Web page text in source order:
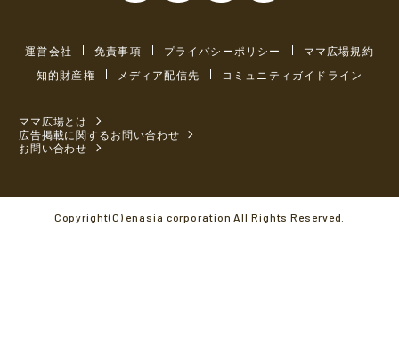
運営会社 免責事項 プライバシーポリシー
ママ広場規約
知的財産権
メディア配信先 コミュニティガイドライン
ママ広場とは
広告掲載に関するお問い合わせ
お問い合わせ
Copyright(C) enasia corporation All Rights Reserved.